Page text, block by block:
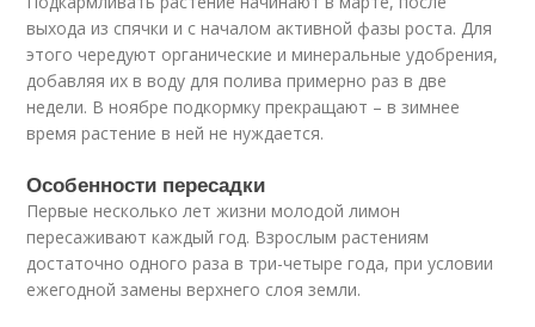
выхода из спячки и с началом активной фазы роста. Для
этого чередуют органические и минеральные удобрения,
добавляя их в воду для полива примерно раз в две
недели. В ноябре подкормку прекращают – в зимнее
время растение в ней не нуждается.
Особенности пересадки
Первые несколько лет жизни молодой лимон
пересаживают каждый год. Взрослым растениям
достаточно одного раза в три-четыре года, при условии
ежегодной замены верхнего слоя земли.